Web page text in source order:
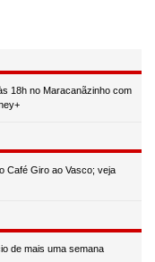
18h no Maracanãzinho com
Café Giro ao Vasco; veja
de mais uma semana